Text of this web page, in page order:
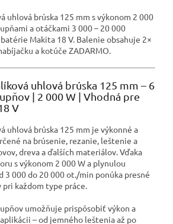
uhlová brúska 125 mm s výkonom 2 000
a otáčkami 3 000 – 20 000
Makita 18 V. Balenie obsahuje 2×
a kotúče ZADARMO.
uhlová brúska 125 mm – 6
| 2 000 W | Vhodná pre
V
uhlová brúska 125 mm je výkonné a
na brúsenie, rezanie, leštenie a
dreva a ďalších materiálov. Vďaka
s výkonom 2 000 W a plynulou
3 000 do 20 000 ot./min ponúka presné
každom type práce.
umožňuje prispôsobiť výkon a
– od jemného leštenia až po